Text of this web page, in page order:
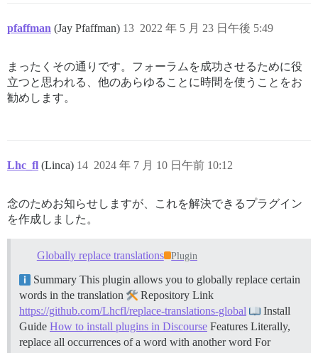
pfaffman (Jay Pfaffman) 2022 年 5 月 23 日午後 5:49
13
まったくその通りです。フォーラムを成功させるために役
立つと思われる、他のあらゆることに時間を使うことをお
勧めします。
Lhc_fl (Linca) 2024 年 7 月 10 日午前 10:12
14
念のためお知らせしますが、これを解決できるプラグイン
を作成しました。
Globally replace translations Plugin
Summary This plugin allows you to globally replace certain
words in the translation
Repository Link
https://github.com/Lhcfl/replace-translations-global
Install
Guide How to install plugins in Discourse Features Literally,
replace all occurrences of a word with another word For